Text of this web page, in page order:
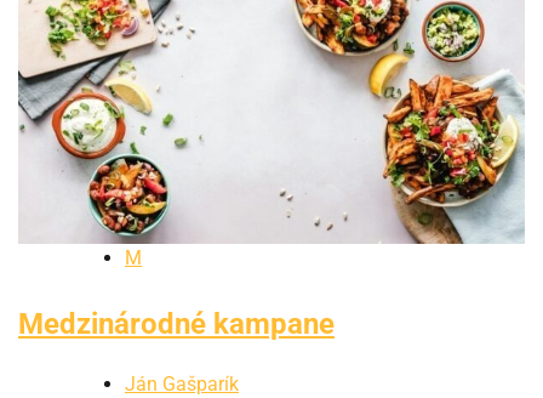
M
Medzinárodné kampane
Ján Gašparík